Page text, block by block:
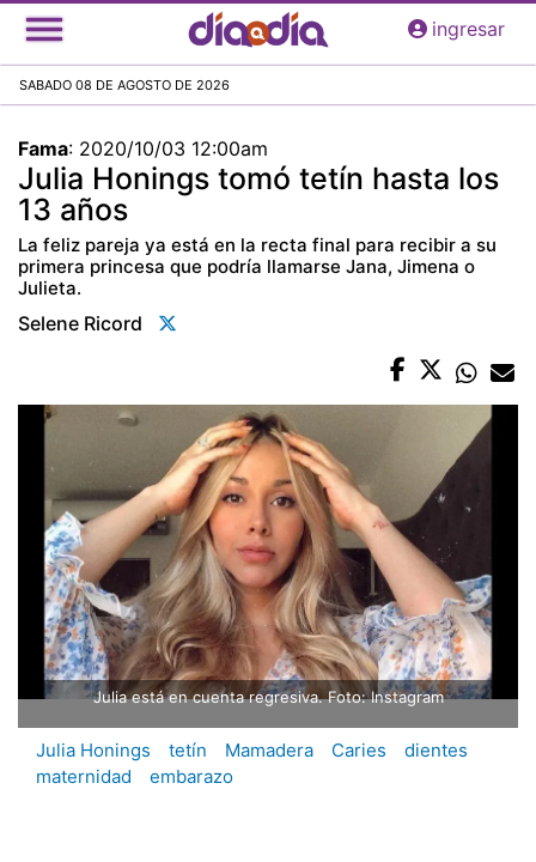
Pasar
al
principal
ingresar
SABADO 08 DE AGOSTO DE 2026
Fama: 2020/10/03 12:00am
Julia Honings tomó tetín hasta los
13 años
La feliz pareja ya está en la recta final para recibir a su
primera princesa que podría llamarse Jana, Jimena o
Julieta.
Selene Ricord
Julia está en cuenta regresiva. Foto: Instagram
Julia Honings tetín Mamadera Caries
dientes
maternidad
embarazo